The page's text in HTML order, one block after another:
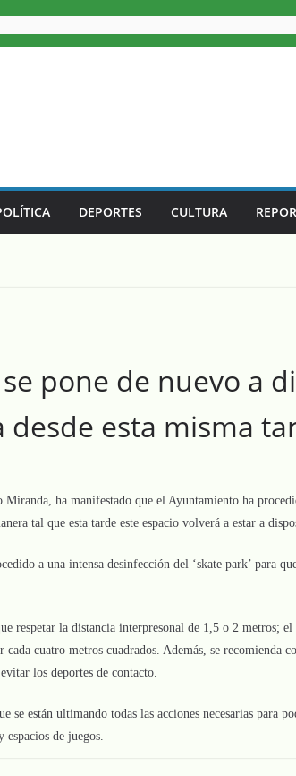
DEPORTES CULTURA
pone de nuevo a
desde esta misma
ha manifestado que el Ayuntamiento ha
tal que esta tarde este espacio volverá a estar a
a una intensa desinfección del ‘skate park’ para
respetar la distancia interpresonal de 1,5 o 2 metros;
cada cuatro metros cuadrados. Además, se recomienda
los deportes de contacto.
se están ultimando todas las acciones necesarias para
espacios de juegos.